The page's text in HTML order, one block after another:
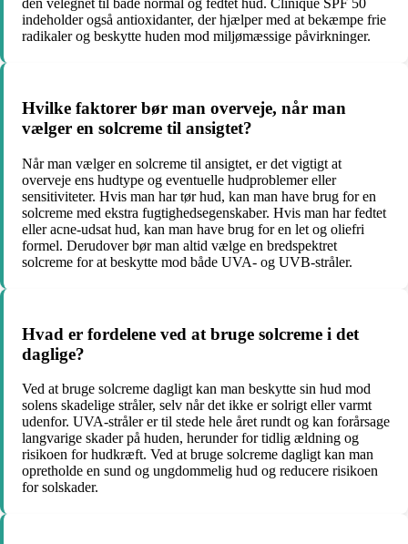
den velegnet til både normal og fedtet hud. Clinique SPF 50
indeholder også antioxidanter, der hjælper med at bekæmpe frie
radikaler og beskytte huden mod miljømæssige påvirkninger.
Hvilke faktorer bør man overveje, når man
vælger en solcreme til ansigtet?
Når man vælger en solcreme til ansigtet, er det vigtigt at
overveje ens hudtype og eventuelle hudproblemer eller
sensitiviteter. Hvis man har tør hud, kan man have brug for en
solcreme med ekstra fugtighedsegenskaber. Hvis man har fedtet
eller acne-udsat hud, kan man have brug for en let og oliefri
formel. Derudover bør man altid vælge en bredspektret
solcreme for at beskytte mod både UVA- og UVB-stråler.
Hvad er fordelene ved at bruge solcreme i det
daglige?
Ved at bruge solcreme dagligt kan man beskytte sin hud mod
solens skadelige stråler, selv når det ikke er solrigt eller varmt
udenfor. UVA-stråler er til stede hele året rundt og kan forårsage
langvarige skader på huden, herunder for tidlig ældning og
risikoen for hudkræft. Ved at bruge solcreme dagligt kan man
opretholde en sund og ungdommelig hud og reducere risikoen
for solskader.